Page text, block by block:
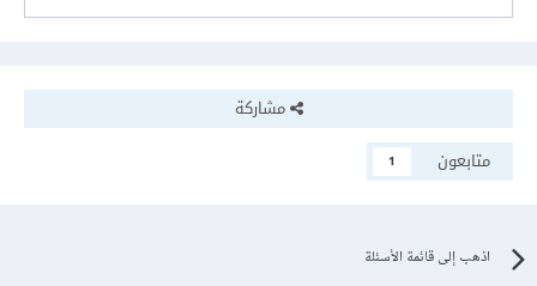
مشاركة
متابعون
1
اذهب إلى قائمة الأسئلة